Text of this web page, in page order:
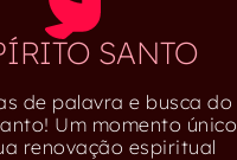
SANTO
de palavra e busca do
Um momento único
renovação espiritual